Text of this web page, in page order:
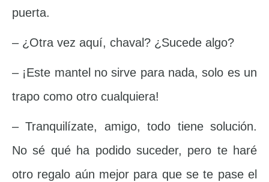
puerta.
– ¿Otra vez aquí, chaval? ¿Sucede algo?
– ¡Este mantel no sirve para nada, solo es un
trapo como otro cualquiera!
– Tranquilízate, amigo, todo tiene solución.
No sé qué ha podido suceder, pero te haré
otro regalo aún mejor para que se te pase el